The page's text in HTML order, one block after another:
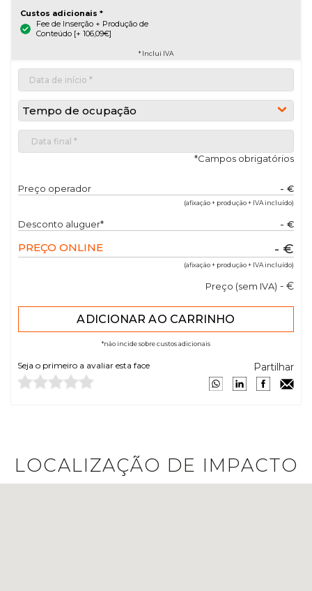
Custos adicionais *
Fee de Inserção + Produção de
Conteúdo [+ 106,09€]
* Inclui IVA
Tempo de ocupação
*Campos obrigatórios
Preço operador - €
(afixação + produção + IVA incluído)
Desconto aluguer* - €
PREÇO ONLINE - €
(afixação + produção + IVA incluído)
Preço (sem IVA) - €
*não incide sobre custos adicionais
Seja o primeiro a avaliar esta face Partilhar
LOCALIZAÇÃO DE IMPACTO